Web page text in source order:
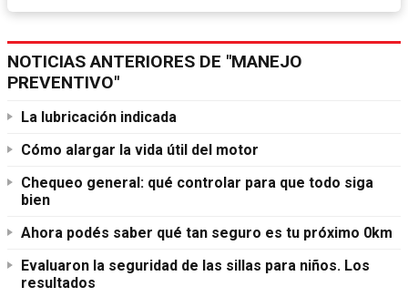
NOTICIAS ANTERIORES DE "MANEJO
PREVENTIVO"
La lubricación indicada
Cómo alargar la vida útil del motor
Chequeo general: qué controlar para que todo siga
bien
Ahora podés saber qué tan seguro es tu próximo 0km
Evaluaron la seguridad de las sillas para niños. Los
resultados